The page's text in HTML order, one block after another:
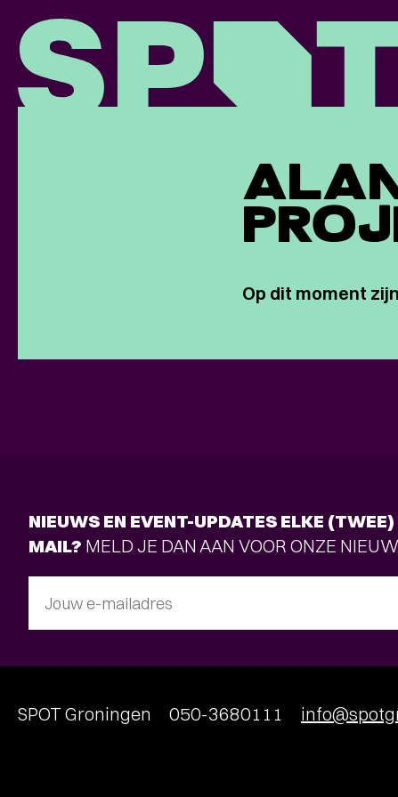
Op dit moment
NIEUWS EN EVENT-UPDATES ELKE
MAIL? MELD JE DAN AAN VOOR ONZE
Jouw e-mailadres
SPOT Groningen 050-3680111